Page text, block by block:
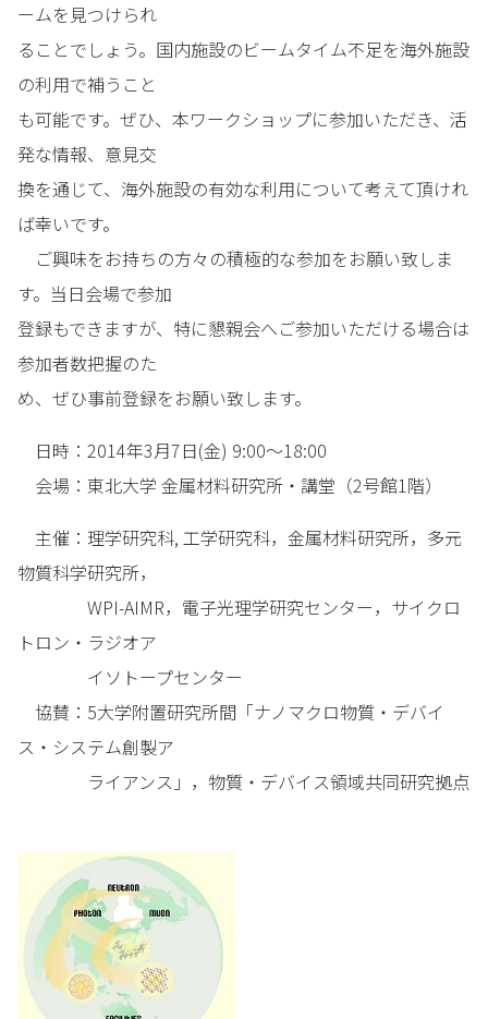
ームを見つけられ
ることでしょう。国内施設のビームタイム不足を海外施設
の利用で補うこと
も可能です。ぜひ、本ワークショップに参加いただき、活
発な情報、意見交
換を通じて、海外施設の有効な利用について考えて頂けれ
ば幸いです。
ご興味をお持ちの方々の積極的な参加をお願い致しま
す。当日会場で参加
登録もできますが、特に懇親会へご参加いただける場合は
参加者数把握のた
め、ぜひ事前登録をお願い致します。
日時：2014年3月7日(金) 9:00～18:00
会場：東北大学 金属材料研究所・講堂（2号館1階）
主催：理学研究科, 工学研究科，金属材料研究所，多元
物質科学研究所，
WPI-AIMR，電子光理学研究センター，サイクロ
トロン・ラジオア
イソトープセンター
協賛：5大学附置研究所間「ナノマクロ物質・デバイ
ス・システム創製ア
ライアンス」，物質・デバイス領域共同研究拠点